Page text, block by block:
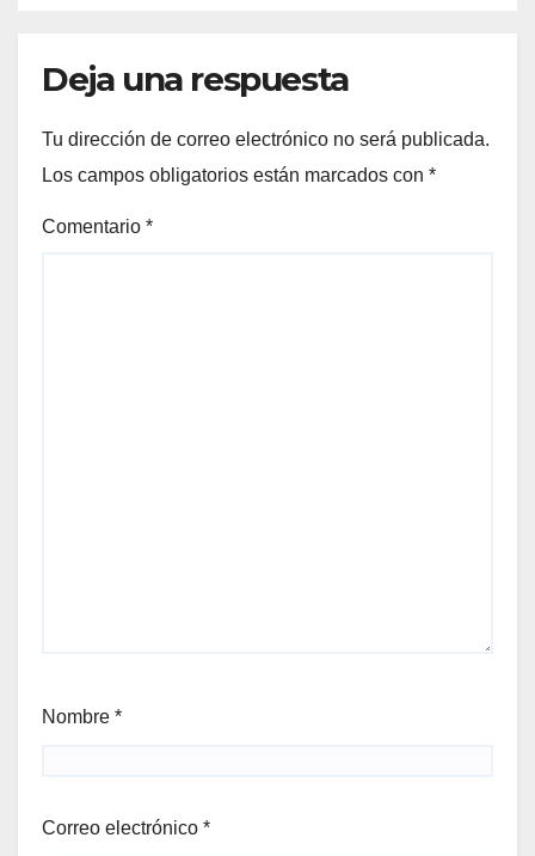
Deja una respuesta
Tu dirección de correo electrónico no será publicada.
Los campos obligatorios están marcados con *
Comentario *
Nombre *
Correo electrónico *